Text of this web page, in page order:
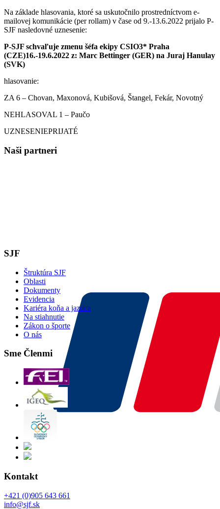
Na základe hlasovania, ktoré sa uskutočnilo prostredníctvom e-
mailovej komunikácie (per rollam) v čase od 9.-13.6.2022 prijalo P-
SJF nasledovné uznesenie:
P-SJF schvaľuje zmenu šéfa ekipy CSIO3* Praha
(CZE)16.-19.6.2022 z: Marc Bettinger (GER) na Juraj Hanulay
(SVK)
hlasovanie:
ZA 6 – Chovan, Maxonová, Kubišová, Štangel, Fekár, Novotný
NEHLASOVAL 1 – Paučo
UZNESENIEPRIJATÉ
Naši partneri
SJF
Štruktúra SJF
Oblasti
Dokumenty
Evidencia
Kariéra koňa a jazdca
Na stiahnutie
Zákon o športe
O nás
Sme Členmi
Kontakt
+421 (0)905 643 661
info@sjf.sk